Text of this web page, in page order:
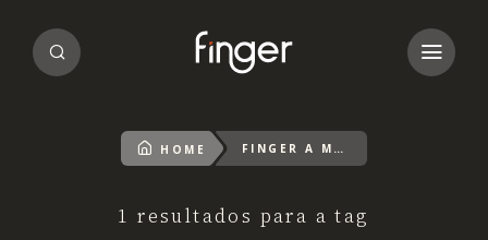
HOME FINGER A MELHOR ESCOLA
1 resultados para a tag